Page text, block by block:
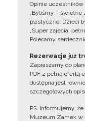
Opinie uczestników
„Byliśmy – świetne
plastyczne. Dzieci
„Super zajęcia,
Polecamy
Rezerwacje już
Zapraszamy do
PDF z pełną
dostępna jest
szczegółowych
PS. Informujemy,
Muzeum Zamek w